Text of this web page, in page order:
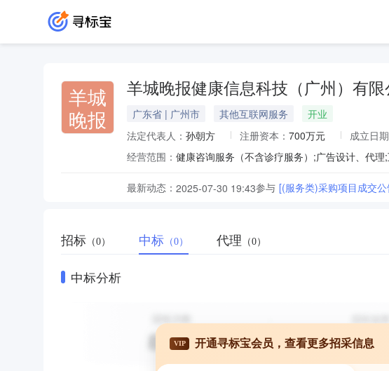
羊城
晚报
羊城晚报健康信息科技（广州）有限
广东省 | 广州市 其他互联网服务
开业
法定代表人： 孙朝方 注册资本： 700万元 成立日期
经营范围：
最新动态： 2025-07-30 19:43参与 [(服务类)采购项目成交
招标 （0） 中标 （0） 代理 （0）
中标分析
VIP 开通寻标宝会员，查看更多招采信息